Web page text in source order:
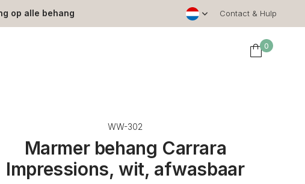
op alle behang Contact & Hulp
0
WW-302
Marmer behang Carrara
Impressions, wit, afwasbaar